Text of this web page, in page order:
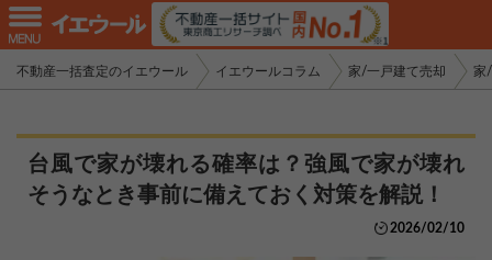
不動産一括査定のイエウール イエウールコラム 家/一戸建て売却 家
台風で家が壊れる確率は？強風で家が壊れ
そうなとき事前に備えておく対策を解説！
2026/02/10